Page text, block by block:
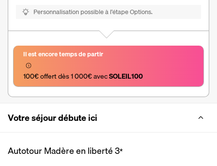
Personnalisation possible à l’étape Options.
Il est encore temps de partir
100€ offert dès 1 000€ avec SOLEIL100
Votre séjour débute ici
Autotour Madère en liberté3*